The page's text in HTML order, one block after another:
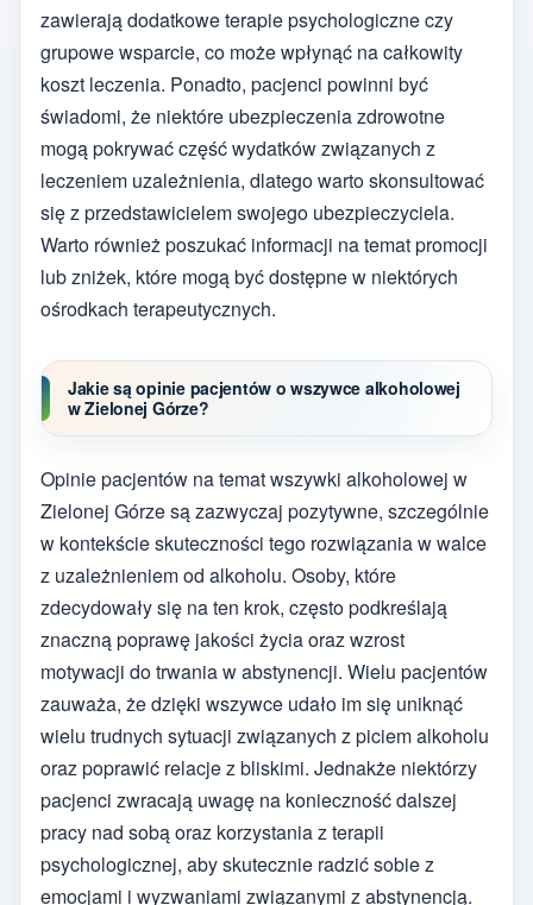
zawierają dodatkowe terapie psychologiczne czy
grupowe wsparcie, co może wpłynąć na całkowity
koszt leczenia. Ponadto, pacjenci powinni być
świadomi, że niektóre ubezpieczenia zdrowotne
mogą pokrywać część wydatków związanych z
leczeniem uzależnienia, dlatego warto skonsultować
się z przedstawicielem swojego ubezpieczyciela.
Warto również poszukać informacji na temat promocji
lub zniżek, które mogą być dostępne w niektórych
ośrodkach terapeutycznych.
Jakie są opinie pacjentów o wszywce alkoholowej
w Zielonej Górze?
Opinie pacjentów na temat wszywki alkoholowej w
Zielonej Górze są zazwyczaj pozytywne, szczególnie
w kontekście skuteczności tego rozwiązania w walce
z uzależnieniem od alkoholu. Osoby, które
zdecydowały się na ten krok, często podkreślają
znaczną poprawę jakości życia oraz wzrost
motywacji do trwania w abstynencji. Wielu pacjentów
zauważa, że dzięki wszywce udało im się uniknąć
wielu trudnych sytuacji związanych z piciem alkoholu
oraz poprawić relacje z bliskimi. Jednakże niektórzy
pacjenci zwracają uwagę na konieczność dalszej
pracy nad sobą oraz korzystania z terapii
psychologicznej, aby skutecznie radzić sobie z
emocjami i wyzwaniami związanymi z abstynencją.